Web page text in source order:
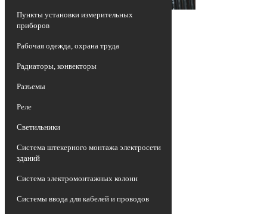
Пункты установки измерительных
приборов
Рабочая одежда, охрана труда
Радиаторы, конвекторы
Разъемы
Реле
Светильники
Система штекерного монтажа электросети
зданий
Система электромонтажных колонн
Системы ввода для кабелей и проводов